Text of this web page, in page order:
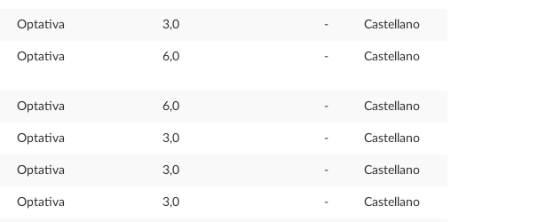
Optativa 3,0 - Castellano
Optativa 6,0 - Castellano
Optativa 6,0 - Castellano
Optativa 3,0 - Castellano
Optativa 3,0 - Castellano
Optativa 3,0 - Castellano